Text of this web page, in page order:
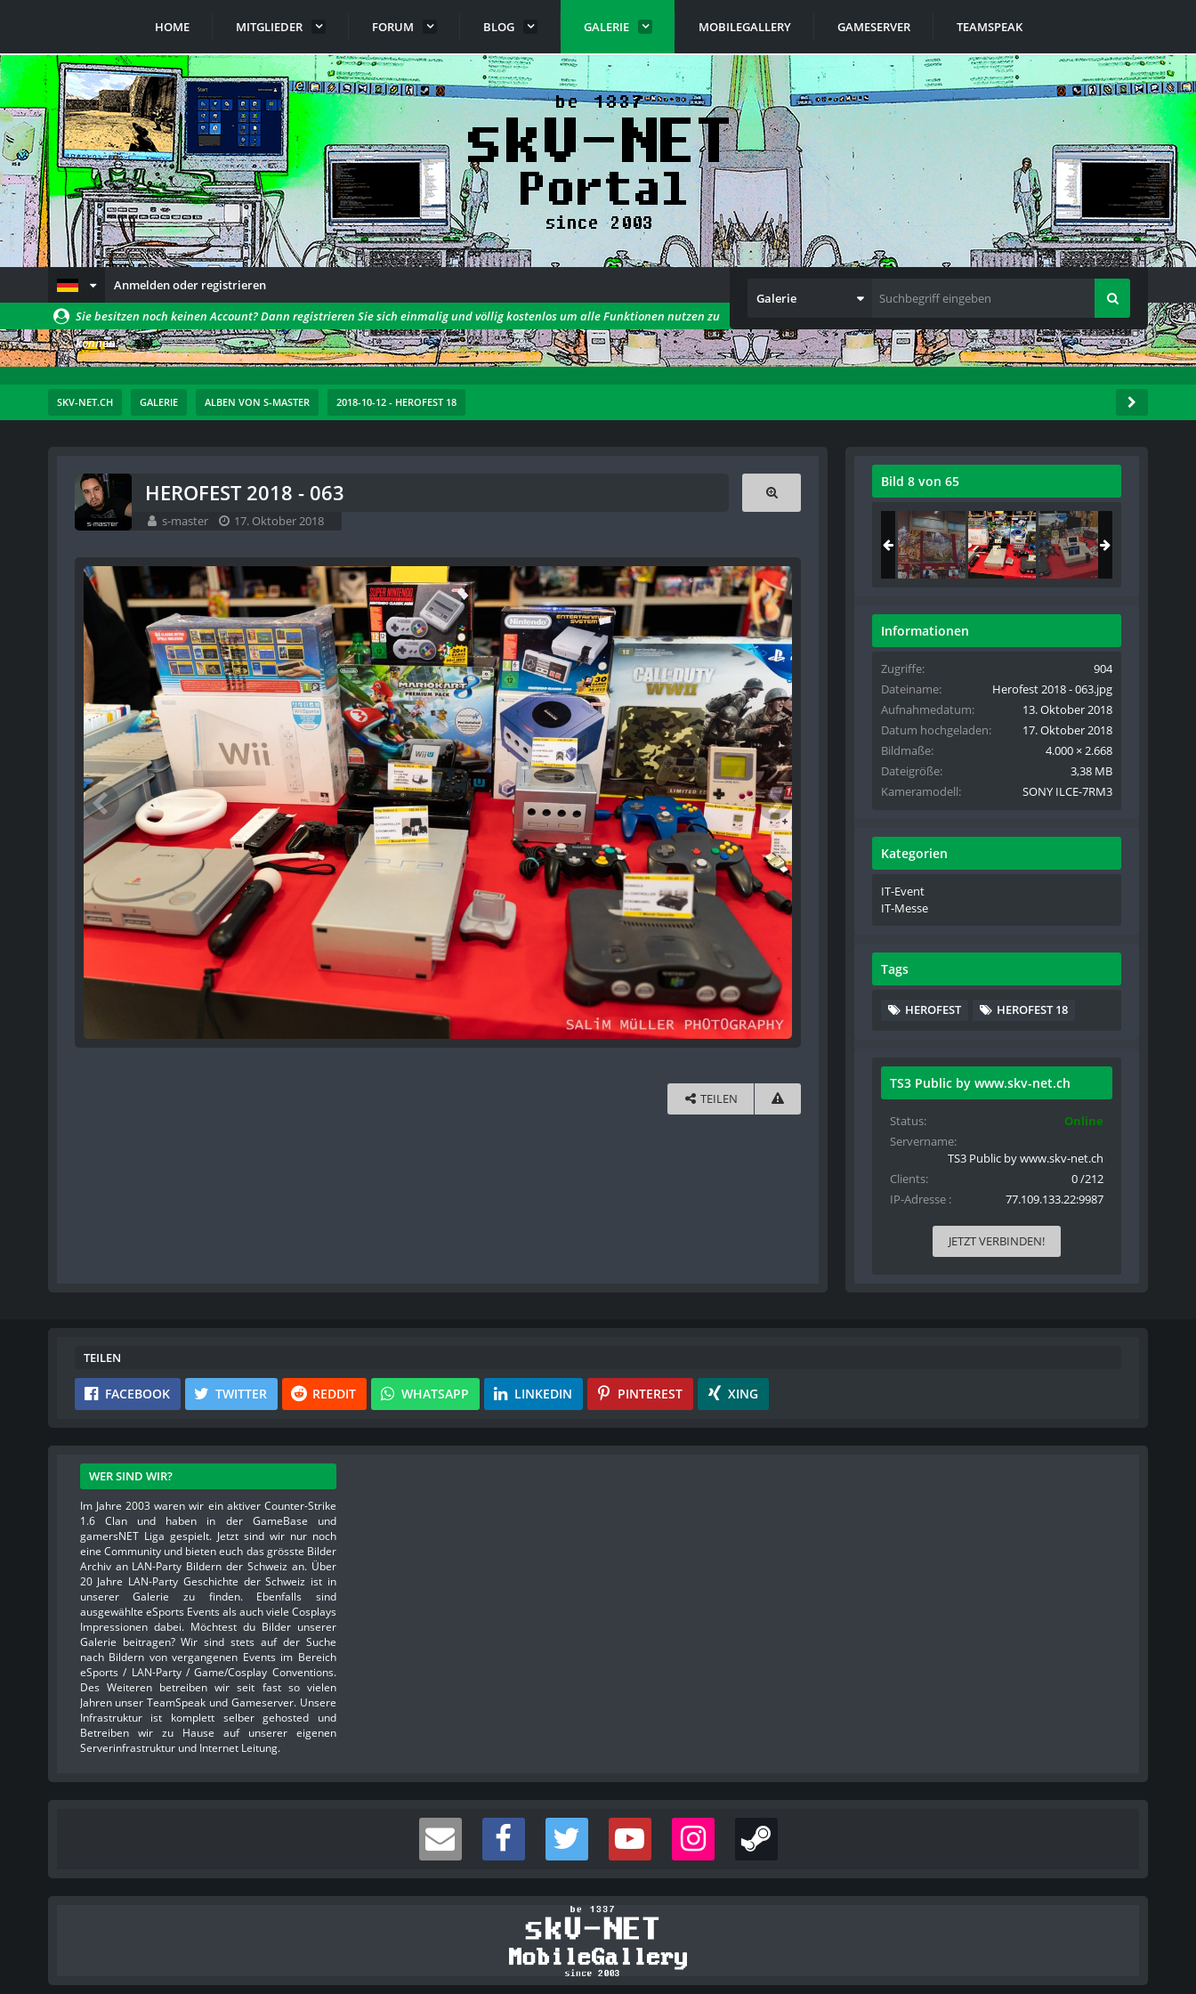
HOME MITGLIEDER FORUM BLOG GALERIE MOBILEGALLERY GAMESERVER TEAMSPEAK
Anmelden oder registrieren
Galerie
Sie besitzen noch keinen Account? Dann registrieren Sie sich einmalig und völlig kostenlos um alle Funktionen nutzen zu
können!
SKV-NET.CH GALERIE ALBEN VON S-MASTER 2018-10-12 - HEROFEST 18
HEROFEST 2018 - 063
s-master 17. Oktober 2018
TEILEN
Bild 8 von 65
Informationen
Zugriffe
904
Dateiname
Herofest 2018 - 063.jpg
Aufnahmedatum
13. Oktober 2018
Datum hochgeladen
17. Oktober 2018
Bildmaße
4.000 × 2.668
Dateigröße
3,38 MB
Kameramodell
SONY ILCE-7RM3
Kategorien
IT-Event
IT-Messe
Tags
HEROFEST HEROFEST 18
TS3 Public by www.skv-net.ch
Status
Online
Servername
TS3 Public by www.skv-net.ch
Clients
0 /212
IP-Adresse
77.109.133.22:9987
JETZT VERBINDEN!
TEILEN
FACEBOOK TWITTER REDDIT WHATSAPP LINKEDIN PINTEREST XING
WER SIND WIR?
Im Jahre 2003 waren wir ein aktiver Counter-Strike
1.6 Clan und haben in der GameBase und
gamersNET Liga gespielt. Jetzt sind wir nur noch
eine Community und bieten euch das grösste Bilder
Archiv an LAN-Party Bildern der Schweiz an. Über
20 Jahre LAN-Party Geschichte der Schweiz ist in
unserer Galerie zu finden. Ebenfalls sind
ausgewählte eSports Events als auch viele Cosplays
Impressionen dabei. Möchtest du Bilder unserer
Galerie beitragen? Wir sind stets auf der Suche
nach Bildern von vergangenen Events im Bereich
eSports / LAN-Party / Game/Cosplay Conventions.
Des Weiteren betreiben wir seit fast so vielen
Jahren unser TeamSpeak und Gameserver. Unsere
Infrastruktur ist komplett selber gehosted und
Betreiben wir zu Hause auf unserer eigenen
Serverinfrastruktur und Internet Leitung.